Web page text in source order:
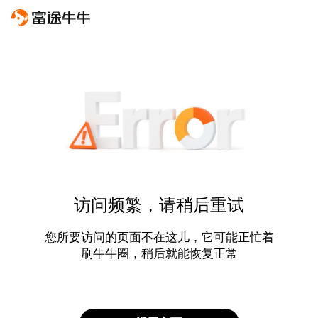
访问频繁，请稍后重试
您所要访问的页面不在这儿，它可能正忙着
刷牛牛圈，稍后就能恢复正常